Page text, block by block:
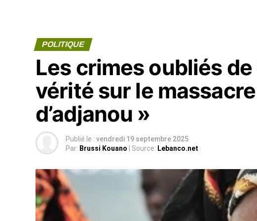
POLITIQUE
Les crimes oubliés de
vérité sur le
d’adjanou »
Publié le : vendredi 19 septembre 2025
Par: Brussi Kouano | Source: Lebanco.net